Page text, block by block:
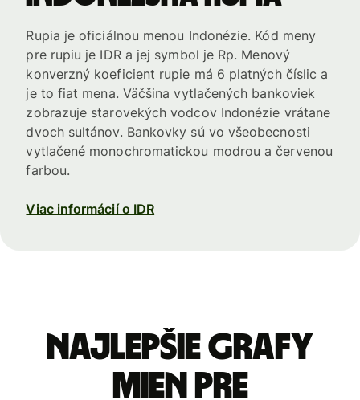
Rupia je oficiálnou menou Indonézie. Kód meny
pre rupiu je IDR a jej symbol je Rp. Menový
konverzný koeficient rupie má 6 platných číslic a
je to fiat mena. Väčšina vytlačených bankoviek
zobrazuje starovekých vodcov Indonézie vrátane
dvoch sultánov. Bankovky sú vo všeobecnosti
vytlačené monochromatickou modrou a červenou
farbou.
Viac informácií o IDR
Najlepšie grafy
mien pre